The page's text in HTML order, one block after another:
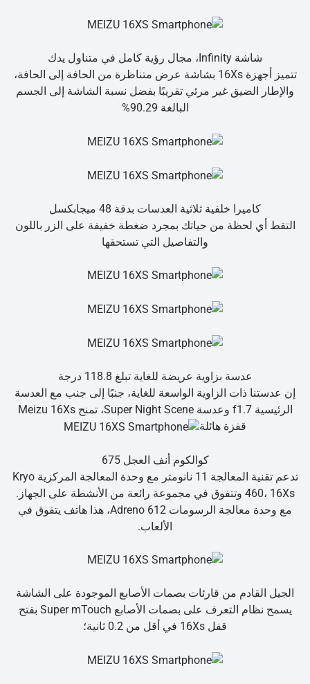
شاشة Infinity، مجال رؤية كامل في متناول يدك
تتميز أجهزة 16Xs بشاشة عرض متناظرة من الحافة إلى الحافة،
والإطار الضيق غير مرئي تقريبًا بفضل نسبة الشاشة إلى الجسم
البالغة 90.29%
كاميرا خلفية ثلاثية العدسات بدقة 48 ميجابكسل
التقط أي لحظة من حياتك بمجرد ضغطة خفيفة على الزر باللون
والتفاصيل التي تستحقها
عدسة بزاوية عريضة للغاية تبلغ 118.8 درجة
إن عدستنا ذات الزاوية الواسعة للغاية، جنبًا إلى جنب مع العدسة
الرئيسية f1.7 وعدسة Super Night Scene، تمنح Meizu 16Xs
قفزة هائلة
كوالكوم أنف العجل 675
تدعم تقنية المعالجة 11 نانومتر مع وحدة المعالجة المركزية Kryo
460، 16Xs وتتفوق في مجموعة رائعة من الأنشطة على الجهاز.
مع وحدة معالجة الرسومات Adreno 612، هذا هاتف يتفوق في
الألعاب.
الجيل القادم من قارئات بصمات الأصابع الموجودة على الشاشة
يسمح نظام التعرف على بصمات الأصابع Super mTouch بفتح
قفل 16Xs في أقل من 0.2 ثانية؛